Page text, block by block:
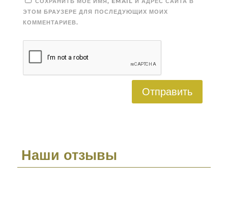
ЭТОМ БРАУЗЕРЕ ДЛЯ ПОСЛЕДУЮЩИХ МОИХ
КОММЕНТАРИЕВ.
Отправить
Наши отзывы